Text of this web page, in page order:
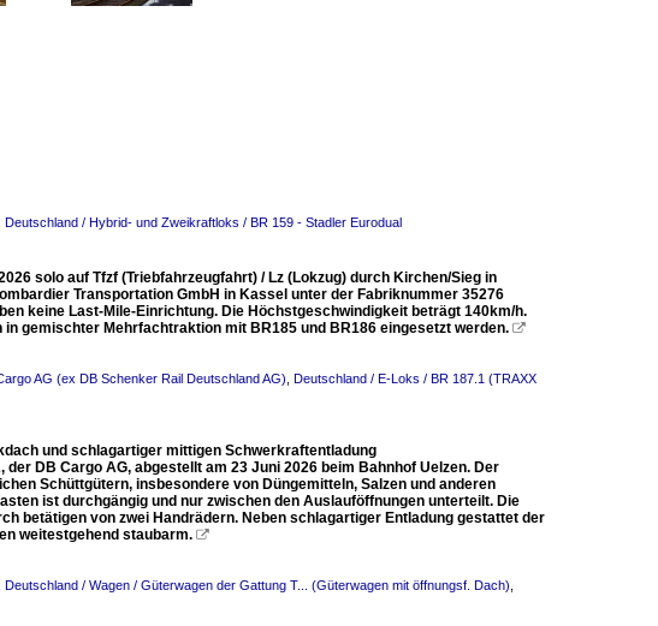
Deutschland / Hybrid- und Zweikraftloks / BR 159 - Stadler Eurodual
solo auf Tfzf (Triebfahrzeugfahrt) / Lz (Lokzug) durch Kirchen/Sieg in
Transportation GmbH in Kassel unter der Fabriknummer 35276
keine Last-Mile-Einrichtung. Die Höchstgeschwindigkeit beträgt 140km/h.
gemischter Mehrfachtraktion mit BR185 und BR186 eingesetzt werden. 
AG (ex DB Schenker Rail Deutschland AG) Deutschland / E-Loks / BR 187.1 (TRAXX
und schlagartiger mittigen Schwerkraftentladung
DB Cargo AG, abgestellt am 23 Juni 2026 beim Bahnhof Uelzen. Der
Schüttgütern, insbesondere von Düngemitteln, Salzen und anderen
ist durchgängig und nur zwischen den Auslauföffnungen unterteilt. Die
betätigen von zwei Handrädern. Neben schlagartiger Entladung gestattet der
weitestgehend staubarm. 
Deutschland / Wagen / Güterwagen der Gattung T... (Güterwagen mit öffnungsf. Dach)